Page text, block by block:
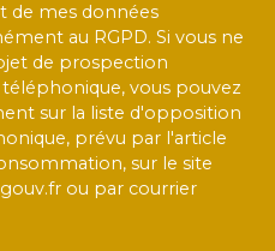
de mes données
au RGPD. Si vous ne
de prospection
vous pouvez
sur la liste d'opposition
prévu par l'article
sur le site
ou par courrier